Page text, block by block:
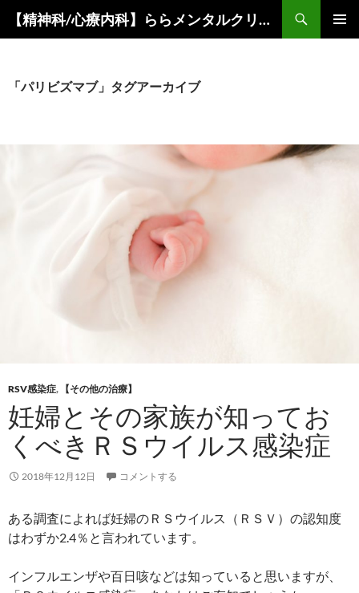
キ
【精神科/心療内科】ららメンタルクリニック
「パリビズマブ」タグアーカイブ
RSV感染症, 【その他の治療】
妊婦とその家族が知ってお
くべきＲＳウイルス感染症
2018年12月12日 コメントする
ある調査によれば妊婦のＲＳウイルス（ＲＳＶ）の認知度
はわずか2.4％と言われています。
インフルエンザや百日咳などは知っていると思いますが、